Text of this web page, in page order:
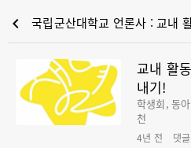
chevron_left 국립군산대학교 언론사 : 교내 활동과 함
교내 활
내기!
학생회, 동
천
4년 전 댓글